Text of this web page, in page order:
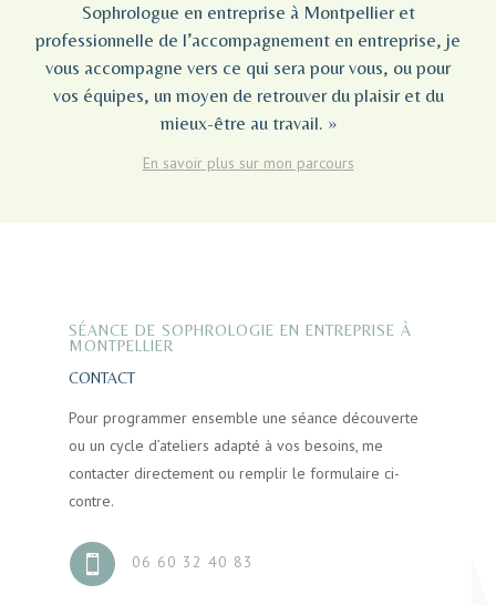
Sophrologue en entreprise à Montpellier et
professionnelle de l’accompagnement en entreprise, je
vous accompagne vers ce qui sera pour vous, ou pour
vos équipes, un moyen de retrouver du plaisir et du
mieux-être au travail. »
En savoir plus sur mon parcours
SÉANCE DE SOPHROLOGIE EN ENTREPRISE À
MONTPELLIER
CONTACT
Pour programmer ensemble une séance découverte
ou un cycle d’ateliers adapté à vos besoins, me
contacter directement ou remplir le formulaire ci-
contre.
 06 60 32 40 83